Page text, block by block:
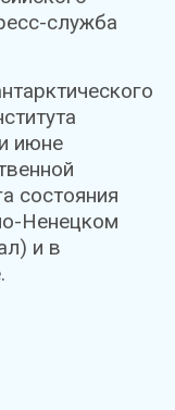
служба
июне
состояния
Ненецком
и в